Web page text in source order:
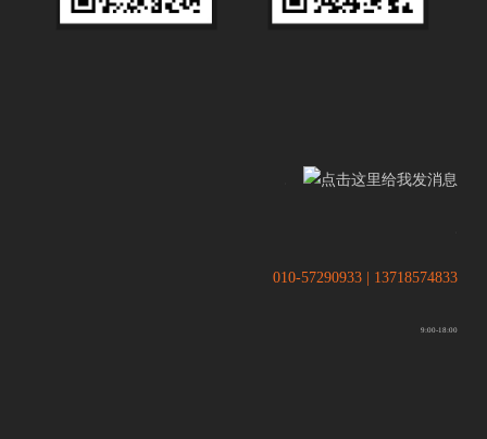
010-57290933 | 13718574833
9:00-18:00